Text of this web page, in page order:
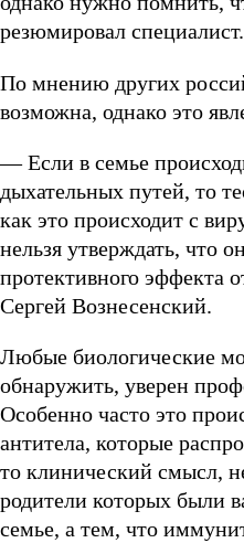
резюмировал специалист.
По мнению других
возможна, однако это
— Если в семье
дыхательных путей, то
как это происходит с
нельзя утверждать, что
протективного эффекта
Сергей Вознесенский.
Любые биологические
обнаружить, уверен
Особенно часто это
антитела, которые
то клинический смысл,
родители которых были
семье, а тем, что